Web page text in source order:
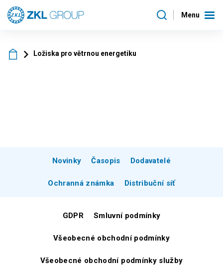
Menu
Ložiska pro větrnou energetiku
Novinky Časopis Dodavatelé
Ochranná známka Distribuční síť
GDPR Smluvní podmínky
Všeobecné obchodní podmínky
Všeobecné obchodní podmínky služby